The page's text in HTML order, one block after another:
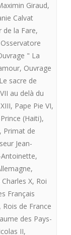
Giraud,
Calvat
de la Fare,
Osservatore
" La
, Ouvrage
sacre de
au delà du
, Pape Pie VI,
(Haiti),
, Primat de
Jean-
Antoinette,
,
X, Roi
Français
, Rois de France
des Pays-
II,